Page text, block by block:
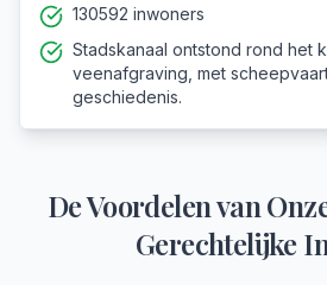
130592 inwoners
Stadskanaal ontstond rond het
veenafgraving, met
geschiedenis.
De Voordelen van
Gerechtelijke